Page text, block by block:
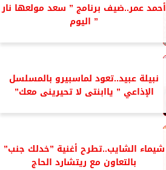
أحمد عمر..ضيف برنامج ” سعد مولعها نار
” اليوم
نبيلة عبيد..تعود لماسبيرو بالمسلسل
الإذاعي ” ياابنتى لا تحيرينى معك”
شيماء الشايب..تطرح أغنية ”خدلك جنب”
بالتعاون مع ريتشارد الحاج